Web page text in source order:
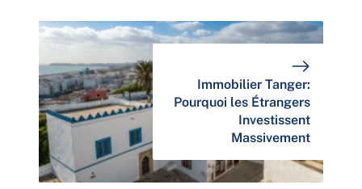
Immobilier Tanger:
Pourquoi les Étrangers
Investissent
Massivement